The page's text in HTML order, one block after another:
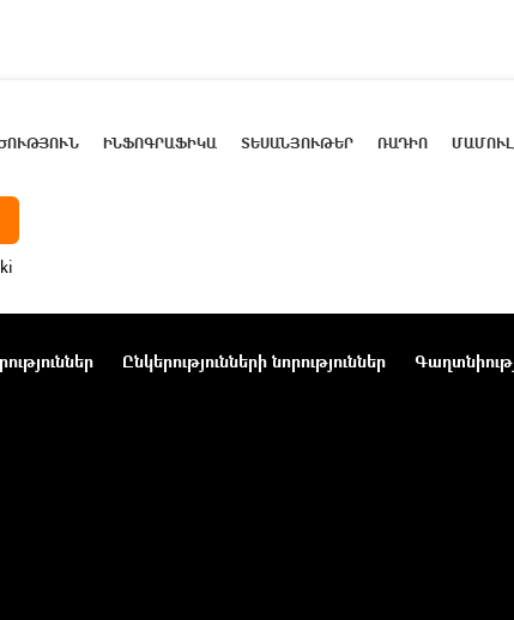
ԻՆՖՈԳՐԱՖԻԿԱ ՏԵՍԱՆՅՈՒԹԵՐ ՌԱԴԻՈ
Ընկերությունների նորություններ